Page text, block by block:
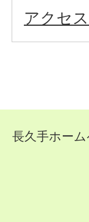
アクセ
長久手ホー